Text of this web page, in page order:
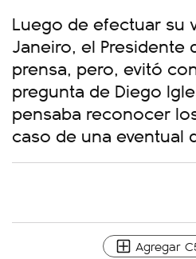
Luego de efectuar su
Janeiro, el Presidente
prensa, pero, evitó
pregunta de Diego
pensaba reconocer
caso de una eventual
Agregar